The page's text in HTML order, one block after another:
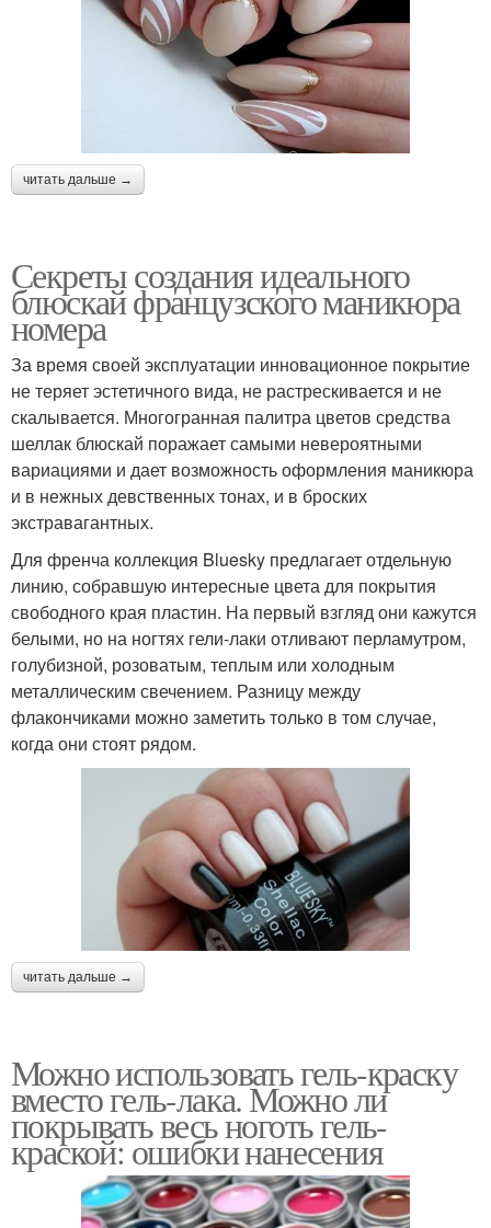
читать дальше →
Секреты создания идеального
блюскай французского маникюра
номера
За время своей эксплуатации инновационное покрытие
не теряет эстетичного вида, не растрескивается и не
скалывается. Многогранная палитра цветов средства
шеллак блюскай поражает самыми невероятными
вариациями и дает возможность оформления маникюра
и в нежных девственных тонах, и в броских
экстравагантных.
Для френча коллекция Bluesky предлагает отдельную
линию, собравшую интересные цвета для покрытия
свободного края пластин. На первый взгляд они кажутся
белыми, но на ногтях гели-лаки отливают перламутром,
голубизной, розоватым, теплым или холодным
металлическим свечением. Разницу между
флакончиками можно заметить только в том случае,
когда они стоят рядом.
читать дальше →
Можно использовать гель-краску
вместо гель-лака. Можно ли
покрывать весь ноготь гель-
краской: ошибки нанесения